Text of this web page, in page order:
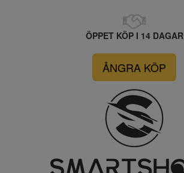
ÖPPET KÖP I 14 DAGAR
ÅNGRA KÖP